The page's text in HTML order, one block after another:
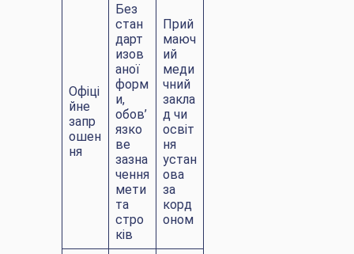
Офіці
йне
запр
ошен
ня
Без
стан
дарт
изов
аної
форм
и,
обов’
язко
ве
зазна
чення
мети
та
стро
ків
Прий
маюч
ий
меди
чний
закла
д чи
освіт
ня
устан
ова
за
корд
оном